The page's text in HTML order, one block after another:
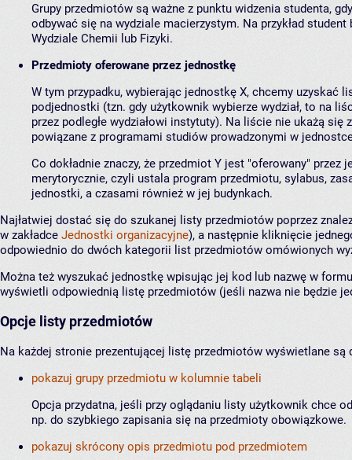
Grupy przedmiotów są ważne z punktu widzenia studenta,
odbywać się na wydziale macierzystym. Na przykład
Wydziale Chemii lub Fizyki.
Przedmioty oferowane przez jednostkę
W tym przypadku, wybierając jednostkę X, chcemy
podjednostki (tzn. gdy użytkownik wybierze wydział, to na
przez podległe wydziałowi instytuty). Na liście nie ukażą
powiązane z programami studiów prowadzonymi w
Co dokładnie znaczy, że przedmiot Y jest "oferowany"
merytorycznie, czyli ustala program przedmiotu, sylabus,
jednostki, a czasami również w jej budynkach.
Najłatwiej dostać się do szukanej listy przedmiotów poprzez
w zakładce Jednostki organizacyjne), a następnie kliknięcie
odpowiednio do dwóch kategorii list przedmiotów omówionych
Można też wyszukać jednostkę wpisując jej kod lub nazwę w
wyświetli odpowiednią listę przedmiotów (jeśli nazwa nie będzie
Opcje listy przedmiotów
Na każdej stronie prezentującej listę przedmiotów wyświetlane
pokazuj grupy przedmiotu w kolumnie tabeli
Opcja przydatna, jeśli przy oglądaniu listy użytkownik chce
np. do szybkiego zapisania się na przedmioty obowiązkowe.
pokazuj skrócony opis przedmiotu pod przedmiotem